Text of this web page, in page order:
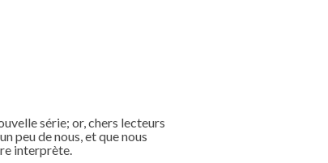
série; or, chers lecteurs
peu de nous, et que nous
interprète.